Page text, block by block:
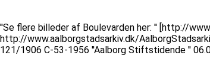
''Se flere billeder af Boulevarden her: '' [http://
http://www.aalborgstadsarkiv.dk/
121/1906 C-53-1956 ''Aalborg Stiftstidende ''